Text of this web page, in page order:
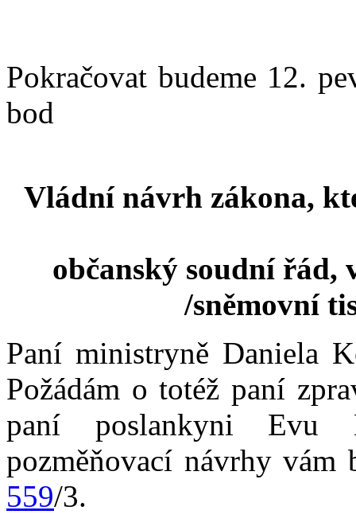
Pokračovat budeme 12.
bod
Vládní návrh zákona,
občanský soudní řád,
/sněmovní
Paní ministryně Daniela
Požádám o totéž paní
paní poslankyni Evu
pozměňovací návrhy
559/3.